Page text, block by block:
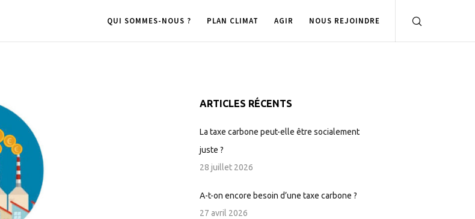
QUI SOMMES-NOUS ? PLAN CLIMAT AGIR NOUS REJOINDRE
ARTICLES RÉCENTS
La taxe carbone peut-elle être socialement
juste ?
28 juillet 2026
A-t-on encore besoin d’une taxe carbone ?
27 avril 2026